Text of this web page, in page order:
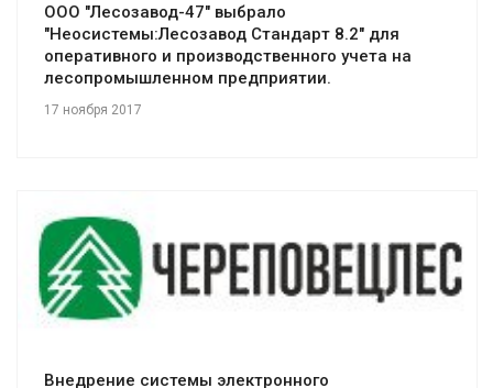
ООО "Лесозавод-47" выбрало
"Неосистемы:Лесозавод Стандарт 8.2" для
оперативного и производственного учета на
лесопромышленном предприятии.
17 ноября 2017
Смотреть проект
Внедрение системы электронного